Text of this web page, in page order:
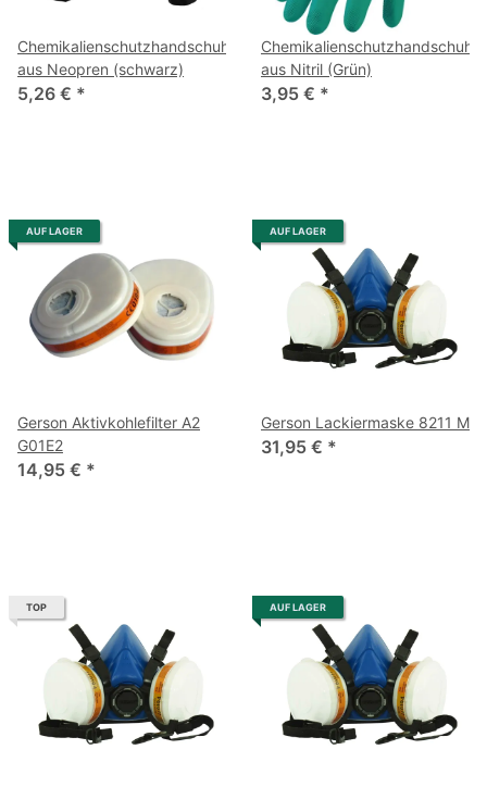
Chemikalienschutzhandschuhe
aus Neopren (schwarz)
5,26 € *
Chemikalienschutzhandschuhe
aus Nitril (Grün)
3,95 € *
AUF LAGER
Gerson Aktivkohlefilter A2
G01E2
14,95 € *
AUF LAGER
Gerson Lackiermaske 8211 M
31,95 € *
TOP AUF LAGER